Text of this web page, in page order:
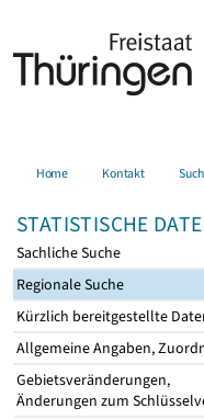
Home Kontakt
STATISTISCHE
Sachliche Suche
Regionale Suche
Kürzlich bereitgestellte
Allgemeine Angaben,
Gebietsveränderungen,
Änderungen zum